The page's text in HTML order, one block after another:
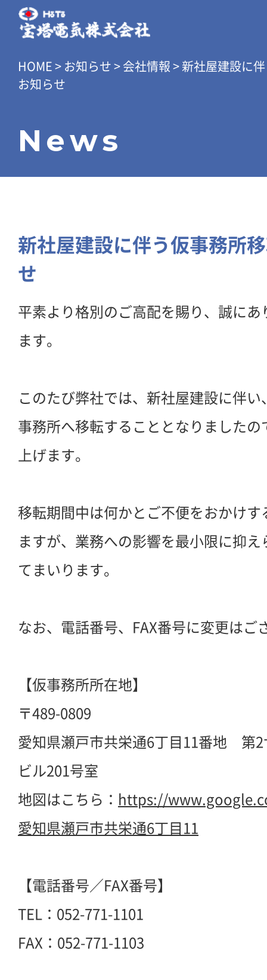
HOME > お知らせ > 会社情報 > 新社屋建設に
お知らせ
News
新社屋建設に伴う仮事務所
せ
平素より格別のご高配を賜り、誠にあ
ます。
このたび弊社では、新社屋建設に伴い
事務所へ移転することとなりましたの
上げます。
移転期間中は何かとご不便をおかけす
ますが、業務への影響を最小限に抑え
てまいります。
なお、電話番号、FAX番号に変更はご
【仮事務所所在地】
〒489-0809
愛知県瀬戸市共栄通6丁目11番地 第2
ビル201号室
地図はこちら： https://
愛知県瀬戸市共栄通6丁目11
【電話番号／FAX番号】
TEL：052-771-1101
FAX：052-771-1103